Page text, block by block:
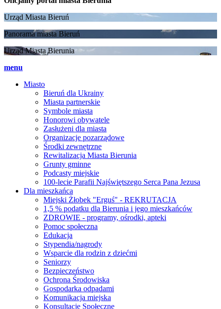
Urząd Miasta Bieruń
Panorama miasta Bieruń
Urząd Miasta Bierunia
menu
Miasto
Bieruń dla Ukrainy
Miasta partnerskie
Symbole miasta
Honorowi obywatele
Zasłużeni dla miasta
Organizacje pozarządowe
Środki zewnętrzne
Rewitalizacja Miasta Bierunia
Grunty gminne
Podcasty miejskie
100-lecie Parafii Najświętszego Serca Pana Jezusa
Dla mieszkańca
Miejski Żłobek "Erguś" - REKRUTACJA
1,5 % podatku dla Bierunia i jego mieszkańców
ZDROWIE - programy, ośrodki, apteki
Pomoc społeczna
Edukacja
Stypendia/nagrody
Wsparcie dla rodzin z dziećmi
Seniorzy
Bezpieczeństwo
Ochrona Środowiska
Gospodarka odpadami
Komunikacja miejska
Konsultacje Społeczne